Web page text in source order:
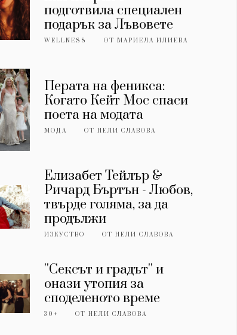
подготвила специален
подарък за Лъвовете
WELLNESS ОТМАРИЕЛА ИЛИЕВА
Перата на феникса:
Когато Кейт Мос спаси
поета на модата
МОДА ОТНЕЛИ СЛАВОВА
Елизабет Тейлър &
Ричард Бъртън - Любов,
твърде голяма, за да
продължи
ИЗКУСТВО ОТНЕЛИ СЛАВОВА
''Сексът и градът'' и
онази утопия за
споделеното време
30+ ОТНЕЛИ СЛАВОВА